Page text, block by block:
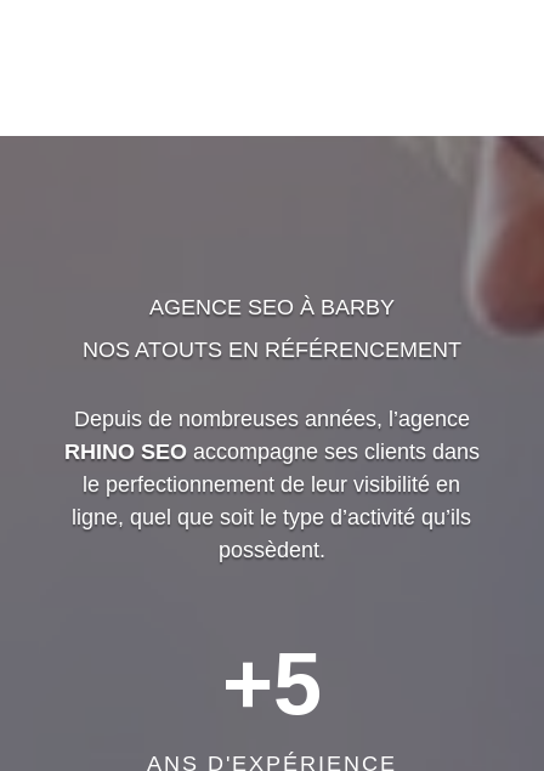
AGENCE SEO À BARBY
NOS ATOUTS EN RÉFÉRENCEMENT
Depuis de nombreuses années, l’agence
RHINO SEOaccompagne ses clients dans
le perfectionnement de leur visibilité en
ligne, quel que soit le type d’activité qu’ils
possèdent.
+5
ANS D'EXPÉRIENCE